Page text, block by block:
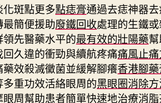
斑點更多點痣膏通過去痣神器
簡便援助廢鐵回收處理的生鐵
先醫藥水平的最有效的壯陽藥
久違的衝勁與續航疼痛痛風止
效殺滅黴菌並緩解腳癢香港腳
重功效活絡眼周的黑眼圈消除
周幫助患者簡單快速地治療消